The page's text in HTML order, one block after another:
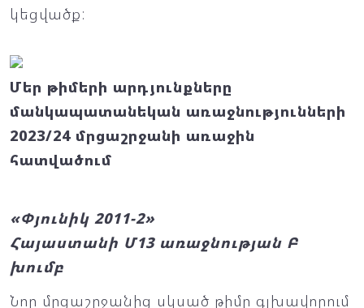
կեցվածք:
Մեր թիմերի արդյունքները
մանկապատանեկան առաջնությունների
2023/24 մրցաշրջանի առաջին
հատվածում
«Փյունիկ 2011-2»
Հայաստանի Մ13 առաջնության Բ
խումբ
Նոր մրցաշրջանից սկսած թիմը գլխավորում